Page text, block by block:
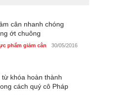
40+
trang nữ 21/10/2025
cân nhanh chóng
ớt chuông
phẩm giảm cân 30/05/2016
từ khóa hoàn thành
cách quý cô Pháp